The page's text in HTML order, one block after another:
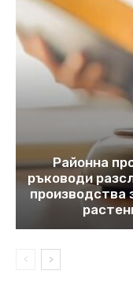
Районна
ръководи
производства